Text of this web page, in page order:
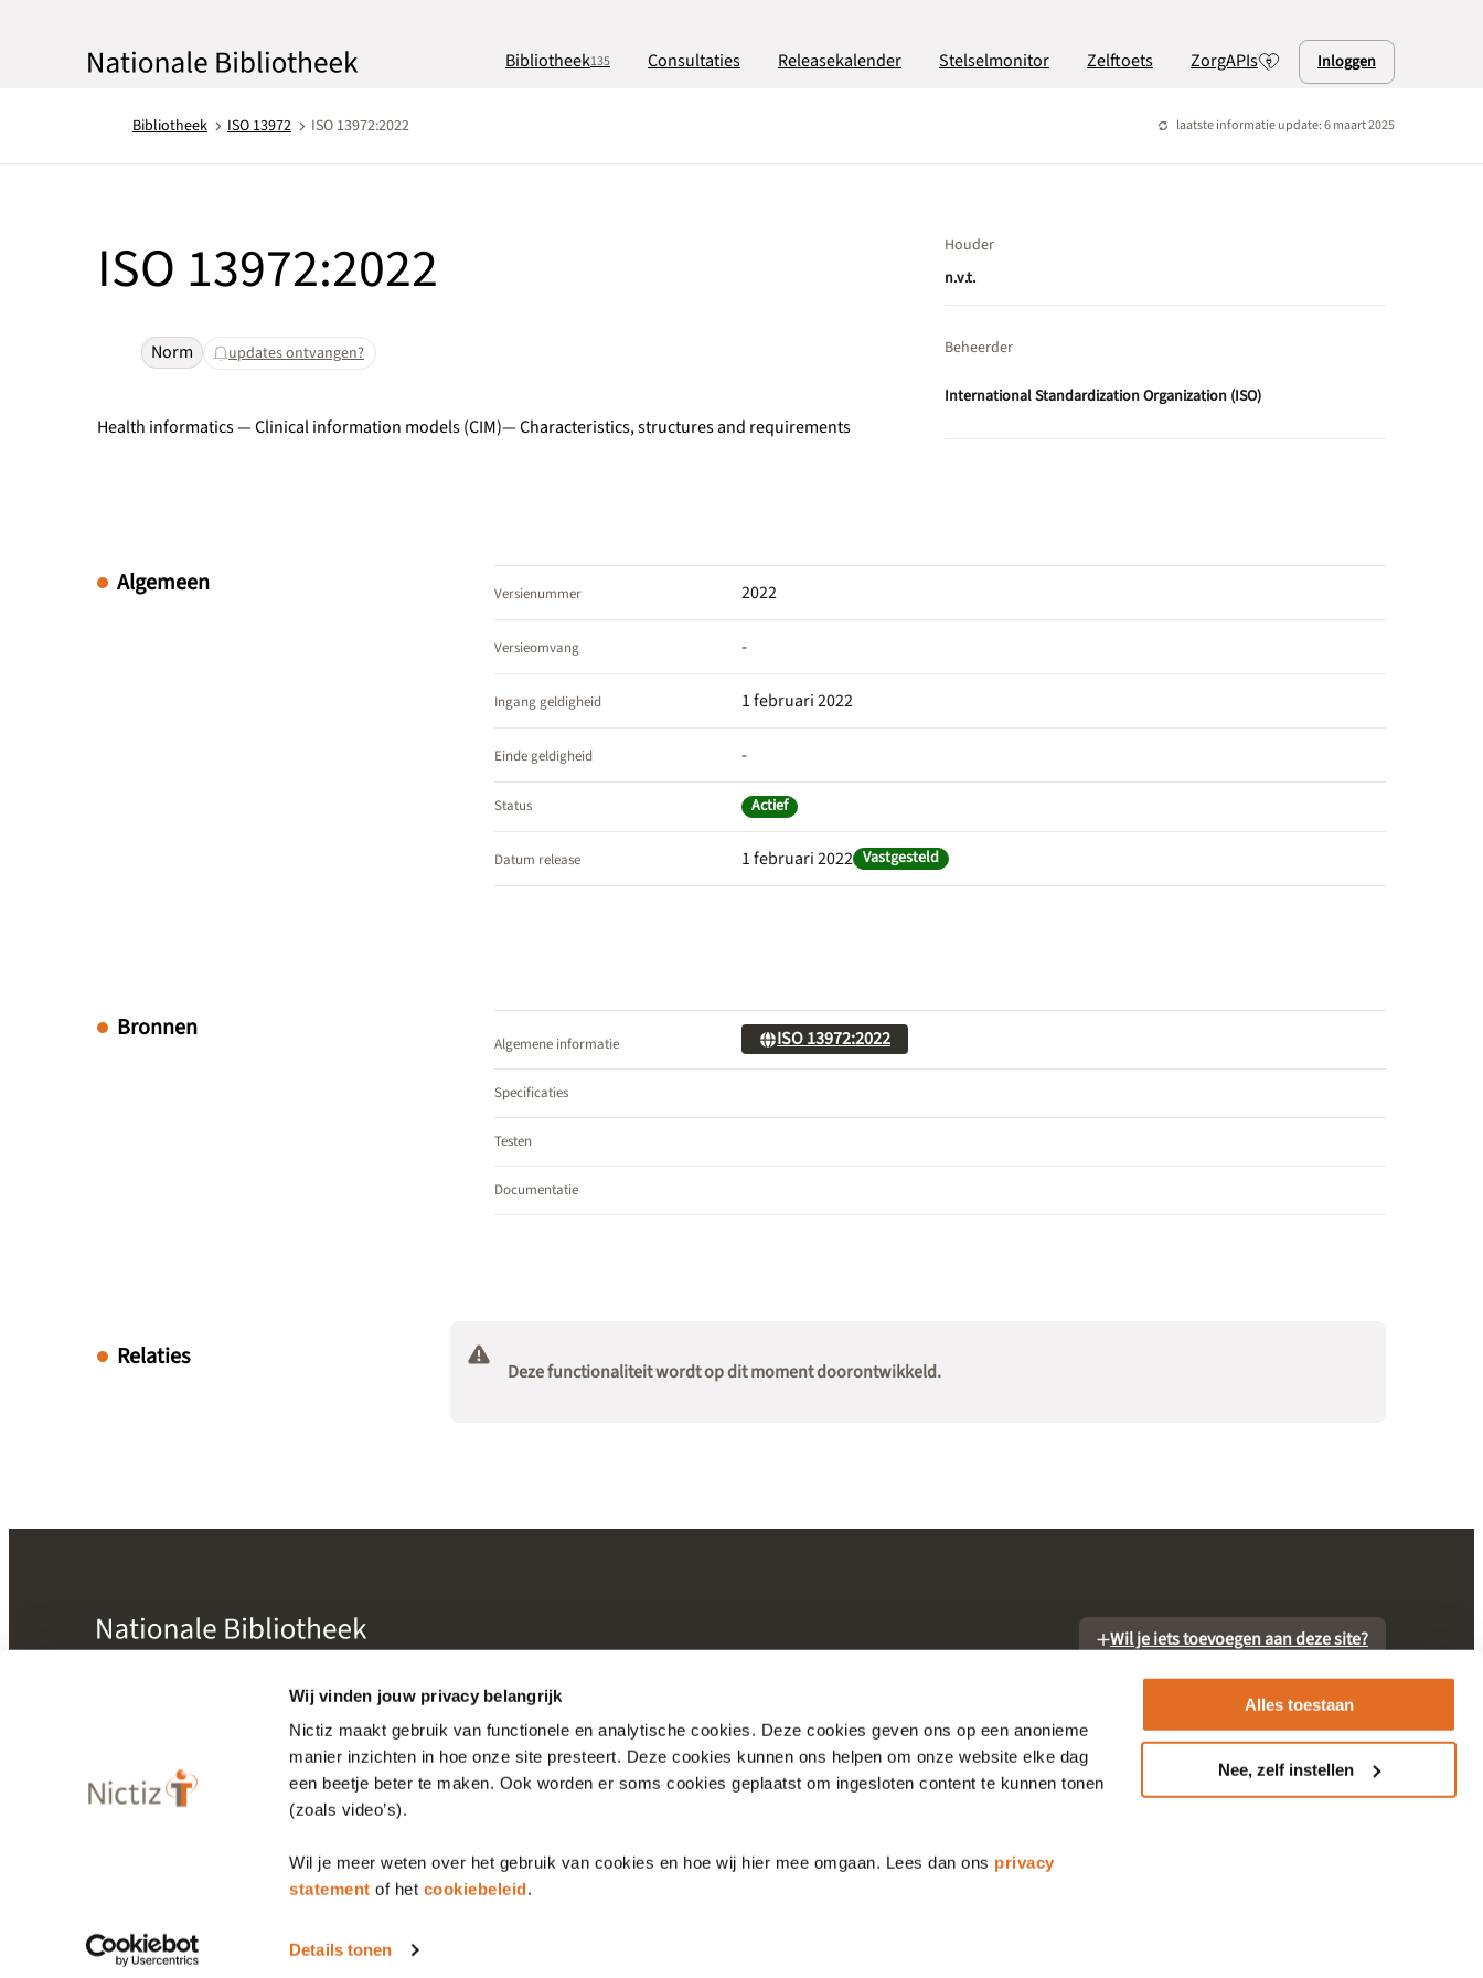
Wij vinden jouw privacy belangrijk
Nictiz maakt gebruik van functionele en analytische cookies. Deze cookies geven ons op een anonieme
manier inzichten in hoe onze site presteert. Deze cookies kunnen ons helpen om onze website elke dag
een beetje beter te maken. Ook worden er soms cookies geplaatst om ingesloten content te kunnen tonen
(zoals video’s).
Wil je meer weten over het gebruik van cookies en hoe wij hier mee omgaan. Lees dan ons privacy
statement of het cookiebeleid.
Details tonen
Alles toestaan
Nee, zelf instellen
Bibliotheek135 Consultaties Releasekalender Stelselmonitor Zelftoets ZorgAPIs Inloggen
Bibliotheek ISO 13972 ISO 13972:2022 laatste informatie update: 6 maart 2025
ISO 13972:2022
Norm updates ontvangen?
Health informatics — Clinical information models (CIM)— Characteristics, structures and requirements
Houder
n.v.t.
Beheerder
International Standardization Organization (ISO)
Algemeen Versienummer 2022
Versieomvang -
Ingang geldigheid 1 februari 2022
Einde geldigheid -
Status Actief
Datum release 1 februari 2022 Vastgesteld
Bronnen
Algemene informatie ISO 13972:2022
Specificaties
Testen
Documentatie
Relaties Deze functionaliteit wordt op dit moment doorontwikkeld.
Wil je iets toevoegen aan deze site?
Bibliotheek
Releasekalender
Consultaties
Over Nictiz
Cookiebeleid